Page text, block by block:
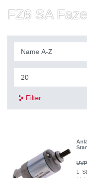
FZ6 SA
Filter
1